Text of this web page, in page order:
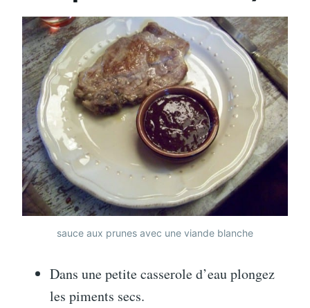
sauce aux prunes avec une viande blanche
Dans une petite casserole d’eau plongez
les piments secs.